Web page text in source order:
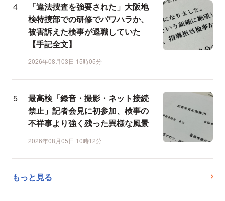
「違法捜査を強要された」大阪地
検特捜部での研修でパワハラか、
被害訴えた検事が退職していた
【手記全文】
2026年08月03日 15時05分
最高検「録音・撮影・ネット接続
禁止」記者会見に初参加、検事の
不祥事より強く残った異様な風景
2026年08月05日 10時12分
もっと見る